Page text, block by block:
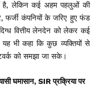
है, लेकिन कई अहम पहलुओं की
कंपनियों के जरिए हुए फंड
वित्तीय लेनदेन को लेकर कई
भी कहा कि कुछ व्यक्तियों से
को समझा जा सके।
घमासान, SIR प्रक्रिया पर